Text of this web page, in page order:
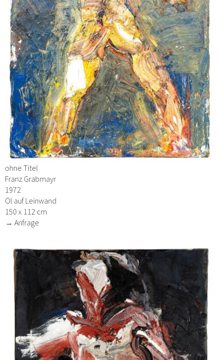
ohne Titel
Franz Grabmayr
1972
Öl auf Leinwand
150 x 112 cm
→ Anfrage